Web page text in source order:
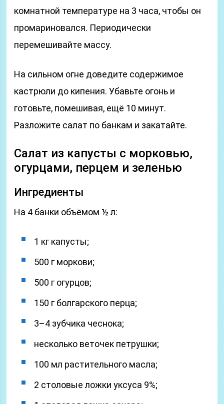
комнатной температуре на 3 часа, чтобы он
промариновался. Периодически
перемешивайте массу.
На сильном огне доведите содержимое
кастрюли до кипения. Убавьте огонь и
готовьте, помешивая, ещё 10 минут.
Разложите салат по банкам и закатайте.
Салат из капусты с морковью,
огурцами, перцем и зеленью
Ингредиенты
На 4 банки объёмом ½ л:
1 кг капусты;
500 г моркови;
500 г огурцов;
150 г болгарского перца;
3–4 зубчика чеснока;
несколько веточек петрушки;
100 мл растительного масла;
2 столовые ложки уксуса 9%;